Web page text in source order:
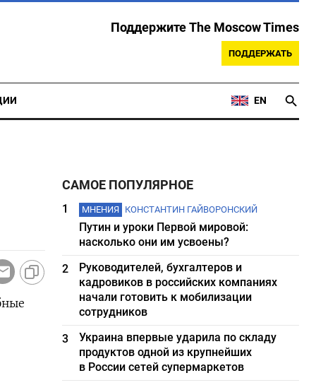
Поддержите The Moscow Times
ПОДДЕРЖАТЬ
EN
САМОЕ ПОПУЛЯРНОЕ
1 МНЕНИЯ КОНСТАНТИН ГАЙВОРОНСКИЙ
Путин и уроки Первой мировой:
насколько они им усвоены?
2
Руководителей, бухгалтеров и
кадровиков в российских компаниях
начали готовить к мобилизации
сотрудников
3
Украина впервые ударила по складу
продуктов одной из крупнейших
в России сетей супермаркетов